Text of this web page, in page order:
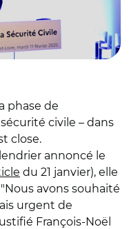
phase de
civile – dans
close.
annoncé le
du 21 janvier), elle
avons souhaité
urgent de
François-Noël